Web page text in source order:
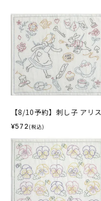
【8/10予約】刺し子 アリス
¥572 (税込)